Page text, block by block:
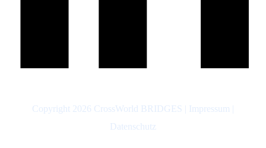
Copyright 2026 CrossWorld BRIDGES Impressum
Datenschutz